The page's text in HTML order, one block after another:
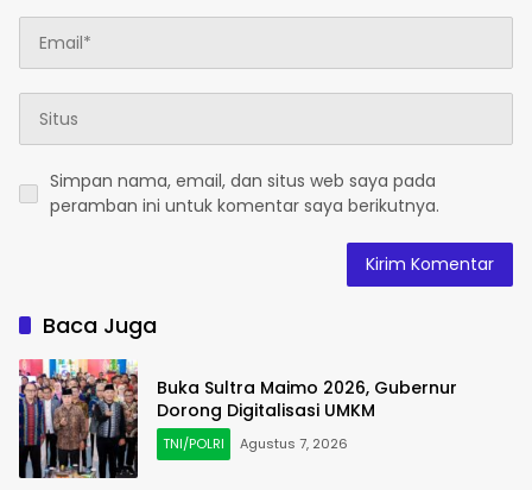
Simpan nama, email, dan situs web saya pada
peramban ini untuk komentar saya berikutnya.
Baca Juga
Buka Sultra Maimo 2026, Gubernur
Dorong Digitalisasi UMKM
TNI/POLRI Agustus 7, 2026